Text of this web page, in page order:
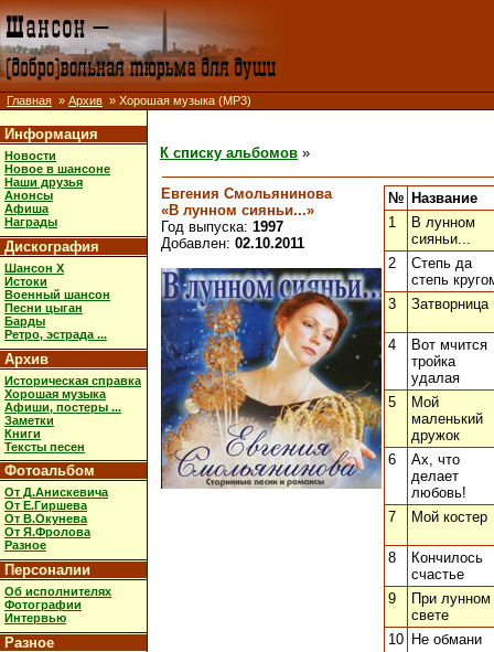
Главная » Архив » Хорошая музыка (MP3)
Информация
Новости
Новое в шансоне
Наши друзья
Анонсы
Афиша
Награды
Дискография
Шансон X
Истоки
Военный шансон
Песни цыган
Барды
Ретро, эстрада ...
Архив
Историческая справка
Хорошая музыка
Афиши, постеры ...
Заметки
Книги
Тексты песен
Фотоальбом
От Д.Анискевича
От Е.Гиршева
От В.Окунева
От Я.Фролова
Разное
Персоналии
Об исполнителях
Фотографии
Интервью
Разное
К списку альбомов »
Евгения Смольянинова
«В лунном сияньи...»
Год выпуска: 1997
Добавлен: 02.10.2011
№ Название
1
В лунном
сияньи...
2
Степь да
степь
3
Затворница
4
Вот мчится
тройка
удалая
5
Мой
маленький
дружок
6
Ах, что
делает
любовь!
7
Мой костер
8
Кончилось
счастье
9
При лунном
свете
10 Не обмани